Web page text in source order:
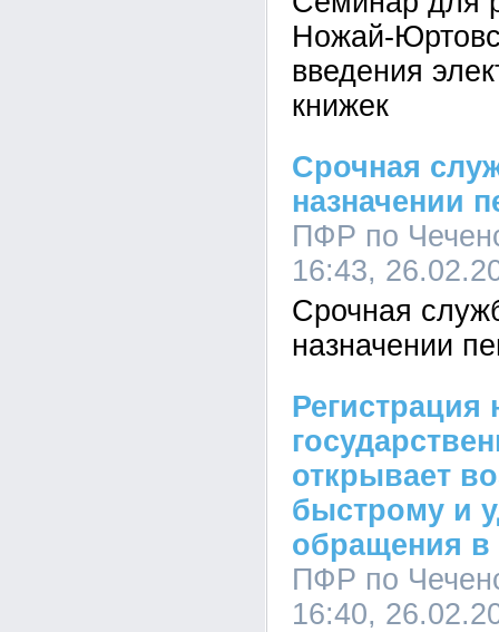
Ножай-
введения
книжек
Срочная
назначении
ПФР по
16:43,
Срочная
назначении
Регистрация
открывает
быстрому и
обращения
ПФР по
16:40,